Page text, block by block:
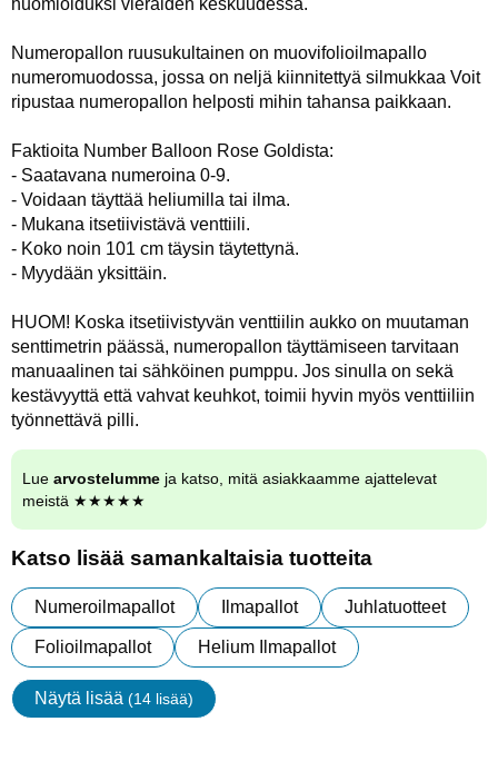
Numeropallon ruusukultainen on muovifolioilmapallo
numeromuodossa, jossa on neljä kiinnitettyä silmukkaa Voit
ripustaa numeropallon helposti mihin tahansa paikkaan.
Faktioita Number Balloon Rose Goldista:
- Saatavana numeroina 0-9.
- Voidaan täyttää heliumilla tai ilma.
- Mukana itsetiivistävä venttiili.
- Koko noin 101 cm täysin täytettynä.
- Myydään yksittäin.
HUOM! Koska itsetiivistyvän venttiilin aukko on muutaman
senttimetrin päässä, numeropallon täyttämiseen tarvitaan
manuaalinen tai sähköinen pumppu. Jos sinulla on sekä
kestävyyttä että vahvat keuhkot, toimii hyvin myös venttiiliin
työnnettävä pilli.
Lue arvostelumme ja katso, mitä asiakkaamme ajattelevat
meistä ★★★★★
Katso lisää samankaltaisia tuotteita
Numeroilmapallot Ilmapallot Juhlatuotteet
Folioilmapallot Helium Ilmapallot
Näytä lisää (14 lisää)
ominaisuudet